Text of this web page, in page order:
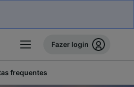
Fazer login
frequentes